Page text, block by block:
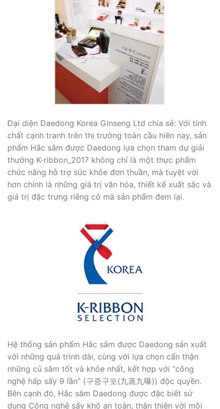
Đại diện Daedong Korea Ginseng Ltd chia sẻ: Với tính
chất cạnh tranh trên thị trường toàn cầu hiên nay, sản
phẩm Hắc sâm được Daedong lựa chọn tham dự giải
thưởng K-ribbon_2017 không chỉ là một thực phẩm
chức năng hỗ trợ sức khỏe đơn thuần, mà tuyệt vời
hơn chính là những giá trị văn hóa, thiết kế xuất sắc và
giá trị đặc trưng riêng có mà sản phẩm đem lại.
Hệ thống sản phẩm Hắc sâm được Daedong sản xuất
với những quá trình dài, cùng với lựa chọn cẩn thận
những củ sâm tốt và khỏe nhất, kết hợp với “công
nghệ hấp sấy 9 lần” (구증구포(九蒸九曝)) độc quyền.
Bên cạnh đó, Hắc sâm Daedong được đặc biết sử
dụng Công nghệ sấy khô an toàn, thân thiện với môi